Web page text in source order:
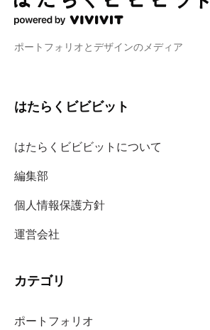
ポートフォリオとデザインのメディア
はたらくビビビット
はたらくビビビットについて
編集部
個人情報保護方針
運営会社
カテゴリ
ポートフォリオ